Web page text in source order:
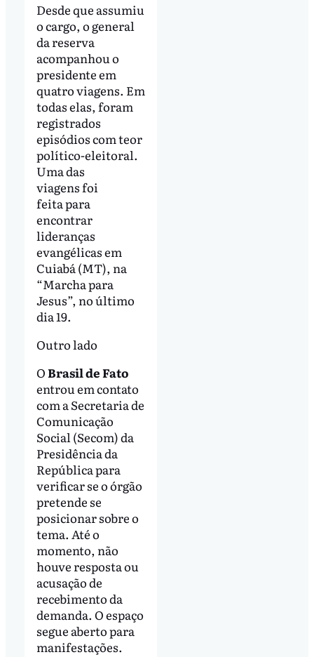
Desde que assumiu
o cargo, o general
da reserva
acompanhou o
presidente em
quatro viagens. Em
todas elas, foram
registrados
episódios com teor
político-eleitoral.
Uma das
viagens foi
feita para
encontrar
lideranças
evangélicas em
Cuiabá (MT), na
“Marcha para
Jesus”, no último
dia 19.
Outro lado
OBrasil de Fato
entrou em contato
com a Secretaria de
Comunicação
Social (Secom) da
Presidência da
República para
verificar se o órgão
pretende se
posicionar sobre o
tema. Até o
momento, não
houve resposta ou
acusação de
recebimento da
demanda. O espaço
segue aberto para
manifestações.